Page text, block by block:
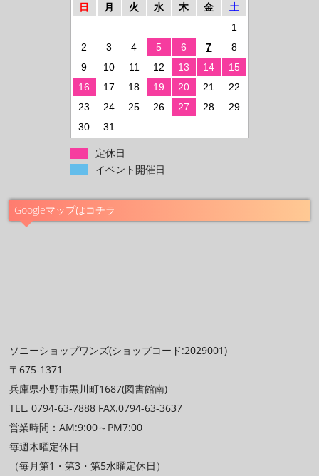
日
月 火 水 木 金
土
1
2
3 4 5 6 7
8
9
10 11 12 13 14
15
16
17 18 19 20 21
22
23
24 25 26 27 28
29
30
31
定休日
イベント開催日
Googleマップはコチラ
ソニーショップワンズ(ショップコード:2029001)
〒675-1371
兵庫県小野市黒川町1687(図書館南)
TEL. 0794-63-7888 FAX.0794-63-3637
営業時間：AM:9:00～PM7:00
毎週木曜定休日
（毎月第1・第3・第5水曜定休日）